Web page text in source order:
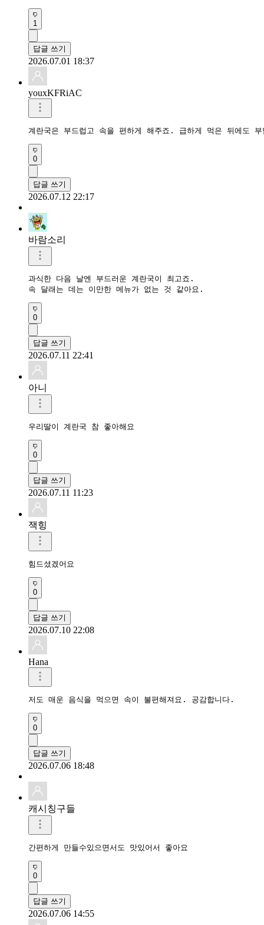
1
답글 쓰기
2026.07.01 18:37
youxKFRiAC
계란국은 부드럽고 속을 편하게 해주죠. 급하게 먹은 뒤에도
0
답글 쓰기
2026.07.12 22:17
바람소리
과식한 다음 날엔 부드러운 계란국이 최고죠.
속 달래는 데는 이만한 메뉴가 없는 것 같아요.
0
답글 쓰기
2026.07.11 22:41
아니
우리딸이 계란국 참 좋아해요
0
답글 쓰기
2026.07.11 11:23
잭힝
힘드셨겠어요
0
답글 쓰기
2026.07.10 22:08
Hana
저도 매운 음식을 먹으면 속이 불편해져요. 공감합니다.
0
답글 쓰기
2026.07.06 18:48
캐시칭구들
간편하게 만들수있으면서도 맛있어서 좋아요
0
답글 쓰기
2026.07.06 14:55